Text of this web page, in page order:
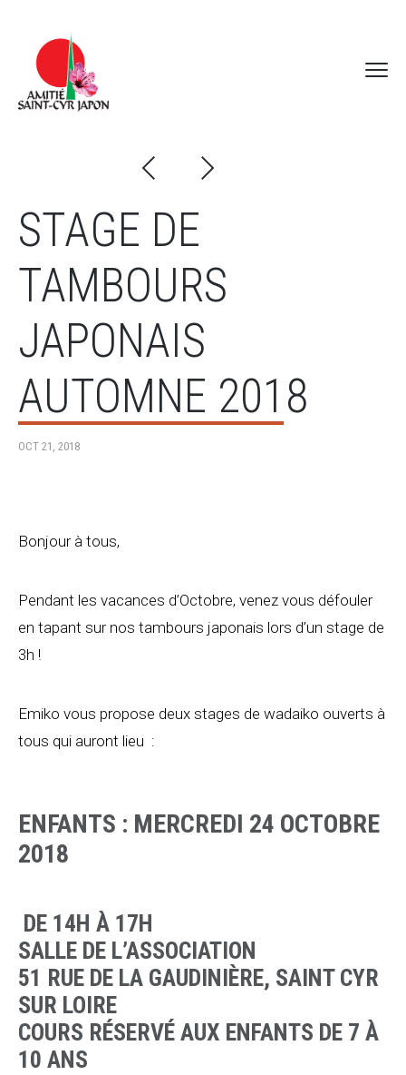
STAGE DE
TAMBOURS
JAPONAIS
AUTOMNE 2018
OCT 21, 2018
Bonjour à tous,
Pendant les vacances d’Octobre, venez vous défouler
en tapant sur nos tambours japonais lors d’un stage de
3h !
Emiko vous propose deux stages de wadaiko ouverts à
tous qui auront lieu :
ENFANTS : MERCREDI 24 OCTOBRE
2018
DE 14H À 17H
SALLE DE L’ASSOCIATION
51 RUE DE LA GAUDINIÈRE, SAINT CYR
SUR LOIRE
COURS RÉSERVÉ AUX ENFANTS DE 7 À
10 ANS